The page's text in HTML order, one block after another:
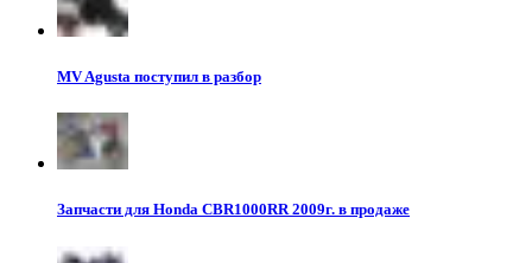
MV Agusta поступил в разбор
Запчасти для Honda CBR1000RR 2009г. в продаже